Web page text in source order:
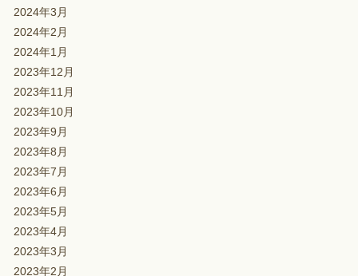
2024年3月
2024年2月
2024年1月
2023年12月
2023年11月
2023年10月
2023年9月
2023年8月
2023年7月
2023年6月
2023年5月
2023年4月
2023年3月
2023年2月